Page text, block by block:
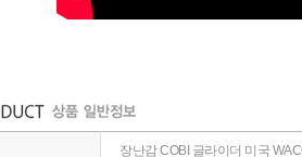
장난감 COBI 글라이더 미국